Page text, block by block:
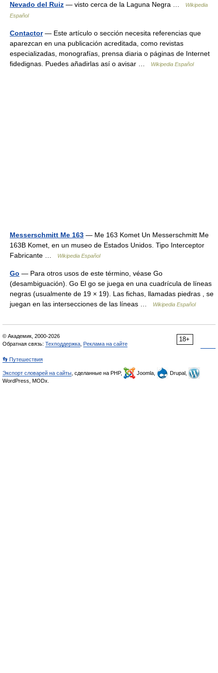
Nevado del Ruiz — visto cerca de la Laguna Negra …
Wikipedia
Español
Contactor— Este artículo o sección necesita referencias que
aparezcan en una publicación acreditada, como revistas
especializadas, monografías, prensa diaria o páginas de Internet
fidedignas. Puedes añadirlas así o avisar …
Wikipedia Español
Messerschmitt Me 163 — Me 163 Komet Un Messerschmitt Me
163B Komet, en un museo de Estados Unidos. Tipo Interceptor
Fabricante …
Wikipedia Español
Go — Para otros usos de este término, véase Go
(desambiguación). Go El go se juega en una cuadrícula de líneas
negras (usualmente de 19 × 19). Las fichas, llamadas piedras , se
juegan en las intersecciones de las líneas …
Wikipedia Español
18+
© Академик, 2000-2026
Обратная связь: Техподдержка Реклама на сайте
👣 Путешествия
Экспорт словарей на сайты , сделанные на PHP, Joomla,
Drupal,
WordPress, MODx.